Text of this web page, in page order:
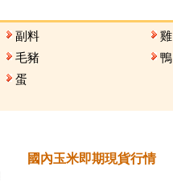
副料
毛豬
蛋
雞
鴨
國內玉米即期現貨行情